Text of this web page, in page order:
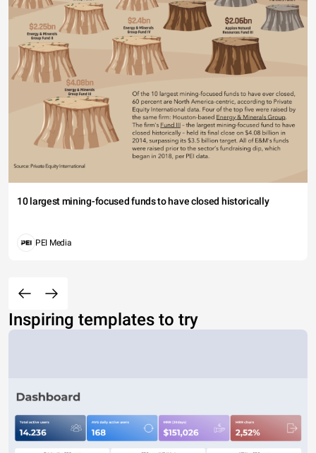
10 largest mining-focused funds to have closed historically
PEI Media
Inspiring templates to try